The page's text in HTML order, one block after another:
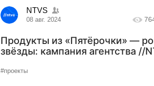
NTVS
08 авг. 2024
Продукты из «Пятёрочки» —
звёзды: кампания агентства //
#проекты